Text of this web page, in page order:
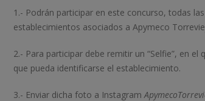
1.- Podrán participar en este concurso, todas
establecimientos asociados a Apymeco
2.- Para participar debe remitir un “Selfie”, en
que pueda identificarse el establecimiento.
3.- Enviar dicha foto a Instagram